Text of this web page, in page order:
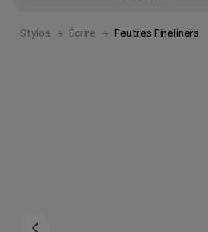
Stylos Écrire Feutres Fineliners